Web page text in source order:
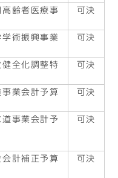
齢者医療事
可決
術振興事業
可決
全化調整特
可決
業会計予算 可決
事業会計予
可決
計補正予算
可決